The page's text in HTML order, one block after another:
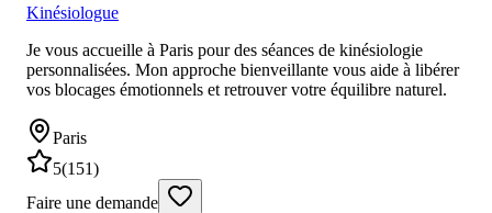
Kinésiologue
Je vous accueille à Paris pour des séances de kinésiologie
personnalisées. Mon approche bienveillante vous aide à libérer
vos blocages émotionnels et retrouver votre équilibre naturel.
Paris
5(151)
Faire une demande